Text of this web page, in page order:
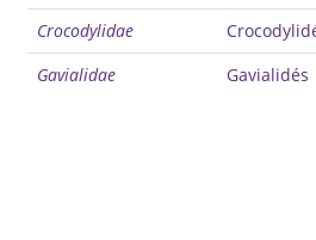
Crocodylidae
Gavialidae Gavialidés